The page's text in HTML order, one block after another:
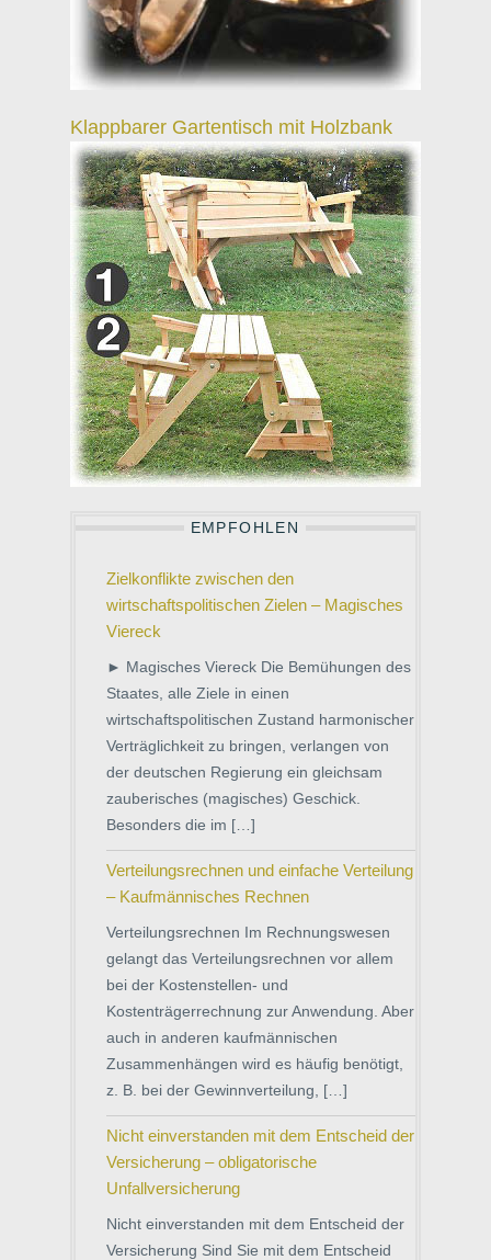
Klappbarer Gartentisch mit Holzbank
EMPFOHLEN
Zielkonflikte zwischen den
wirtschaftspolitischen Zielen – Magisches
Viereck
► Magisches Viereck Die Bemühungen des
Staates, alle Ziele in einen
wirtschaftspolitischen Zustand harmonischer
Verträglichkeit zu bringen, verlangen von
der deutschen Regierung ein gleichsam
zauberisches (magisches) Geschick.
Besonders die im […]
Verteilungsrechnen und einfache Verteilung
– Kaufmännisches Rechnen
Verteilungsrechnen Im Rechnungswesen
gelangt das Verteilungsrechnen vor allem
bei der Kostenstellen- und
Kostenträgerrechnung zur Anwendung. Aber
auch in anderen kaufmännischen
Zusammenhängen wird es häufig benötigt,
z. B. bei der Gewinnverteilung, […]
Nicht einverstanden mit dem Entscheid der
Versicherung – obligatorische
Unfallversicherung
Nicht einverstanden mit dem Entscheid der
Versicherung Sind Sie mit dem Entscheid